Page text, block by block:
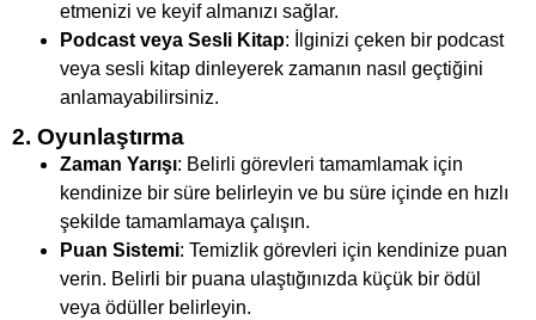
etmenizi ve keyif almanızı sağlar.
Podcast veya Sesli Kitap: İlginizi çeken bir podcast
veya sesli kitap dinleyerek zamanın nasıl geçtiğini
anlamayabilirsiniz.
2. Oyunlaştırma
Zaman Yarışı: Belirli görevleri tamamlamak için
kendinize bir süre belirleyin ve bu süre içinde en hızlı
şekilde tamamlamaya çalışın.
Puan Sistemi: Temizlik görevleri için kendinize puan
verin. Belirli bir puana ulaştığınızda küçük bir ödül
veya ödüller belirleyin.